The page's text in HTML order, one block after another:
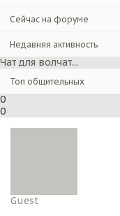
Сейчас на форуме
Недавняя активность
Чат для волчат...
Топ общительных
0
0
Guest